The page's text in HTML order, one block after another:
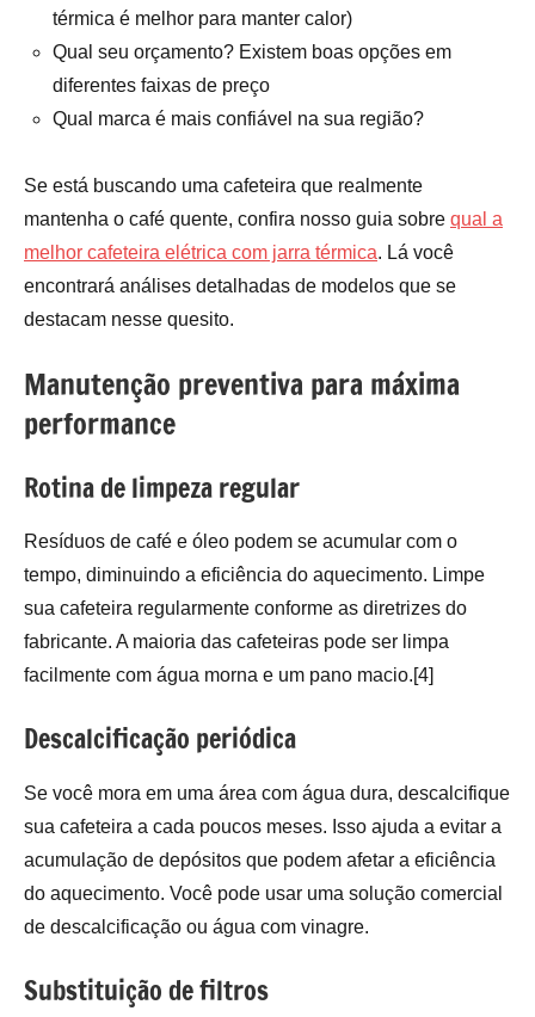
térmica é melhor para manter calor)
Qual seu orçamento? Existem boas opções em
diferentes faixas de preço
Qual marca é mais confiável na sua região?
Se está buscando uma cafeteira que realmente
mantenha o café quente, confira nosso guia sobre qual a
melhor cafeteira elétrica com jarra térmica. Lá você
encontrará análises detalhadas de modelos que se
destacam nesse quesito.
Manutenção preventiva para máxima
performance
Rotina de limpeza regular
Resíduos de café e óleo podem se acumular com o
tempo, diminuindo a eficiência do aquecimento. Limpe
sua cafeteira regularmente conforme as diretrizes do
fabricante. A maioria das cafeteiras pode ser limpa
facilmente com água morna e um pano macio.[4]
Descalcificação periódica
Se você mora em uma área com água dura, descalcifique
sua cafeteira a cada poucos meses. Isso ajuda a evitar a
acumulação de depósitos que podem afetar a eficiência
do aquecimento. Você pode usar uma solução comercial
de descalcificação ou água com vinagre.
Substituição de filtros